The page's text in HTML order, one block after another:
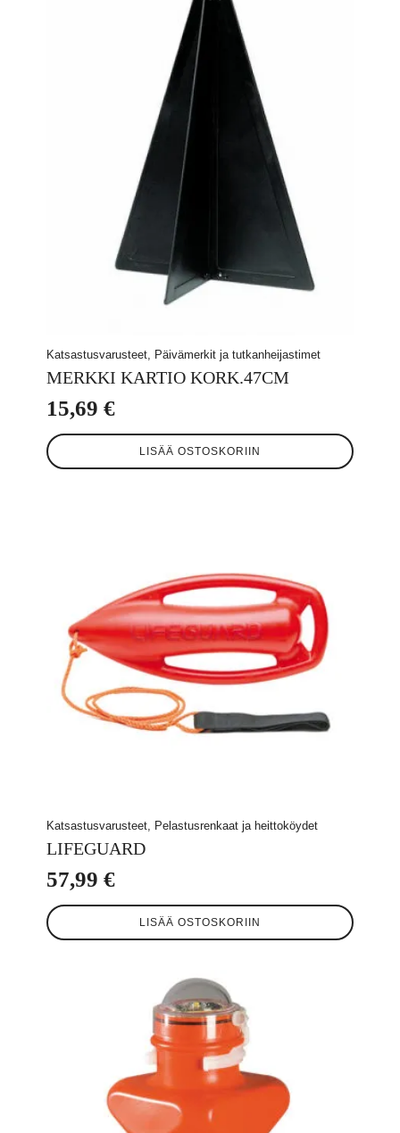
Katsastusvarusteet, Päivämerkit ja tutkanheijastimet
MERKKI KARTIO KORK.47CM
15,69 €
LISÄÄ OSTOSKORIIN
Katsastusvarusteet, Pelastusrenkaat ja heittoköydet
LIFEGUARD
57,99 €
LISÄÄ OSTOSKORIIN